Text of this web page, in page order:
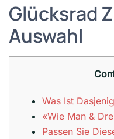
Glücksrad
Auswahl
Was Ist
«Wie Man &
Passen Sie